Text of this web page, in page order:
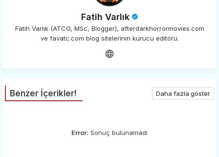
Fatih Varlık
Fatih Varlık (ATCO, MSc, Blogger), afterdarkhorrormovies.com
ve favatc.com blog sitelerinin kurucu editörü.
Benzer İçerikler! Daha fazla göster
Error: Sonuç bulunamadı